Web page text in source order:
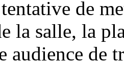
de
la salle, la
audience de